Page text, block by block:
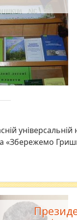
універсальній
«Збережемо